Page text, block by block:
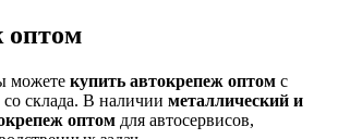
оптом
можете купить автокрепеж оптом с
склада. В наличии металлический и
оптом для автосервисов,